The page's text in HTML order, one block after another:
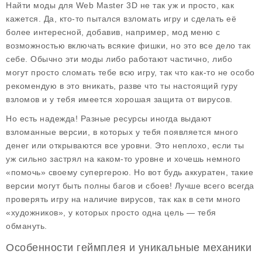
Найти моды для Web Master 3D не так уж и просто, как
кажется. Да, кто-то пытался взломать игру и сделать её
более интересной, добавив, например, мод меню с
возможностью включать всякие фишки, но это все дело так
себе. Обычно эти моды либо работают частично, либо
могут просто сломать тебе всю игру, так что как-то не особо
рекомендую в это вникать, разве что ты настоящий гуру
взломов и у тебя имеется хорошая защита от вирусов.
Но есть надежда! Разные ресурсы иногда выдают
взломанные версии , в которых у тебя появляется много
денег или открываются все уровни. Это неплохо, если ты
уж сильно застрял на каком-то уровне и хочешь немного
«помочь» своему супергерою. Но вот будь аккуратен, такие
версии могут быть полны багов и сбоев! Лучше всего всегда
проверять игру на наличие вирусов, так как в сети много
«художников», у которых просто одна цель — тебя
обмануть.
Особенности геймплея и уникальные механики